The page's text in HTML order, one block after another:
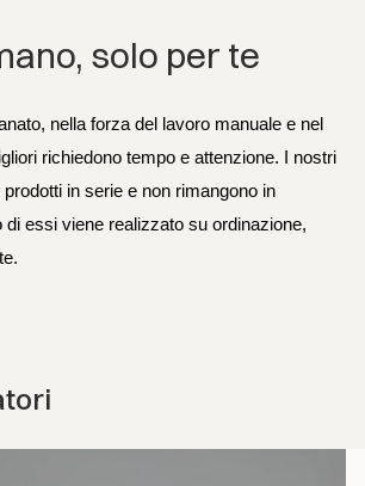
solo per te
nella forza del lavoro manuale e nel
richiedono tempo e attenzione. I nostri
in serie e non rimangono in
di essi viene realizzato su ordinazione,